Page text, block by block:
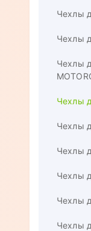
Чехлы
Чехлы
Чехлы
Чехлы
Чехлы
Чехлы
Чехлы
Чехлы
Чехлы